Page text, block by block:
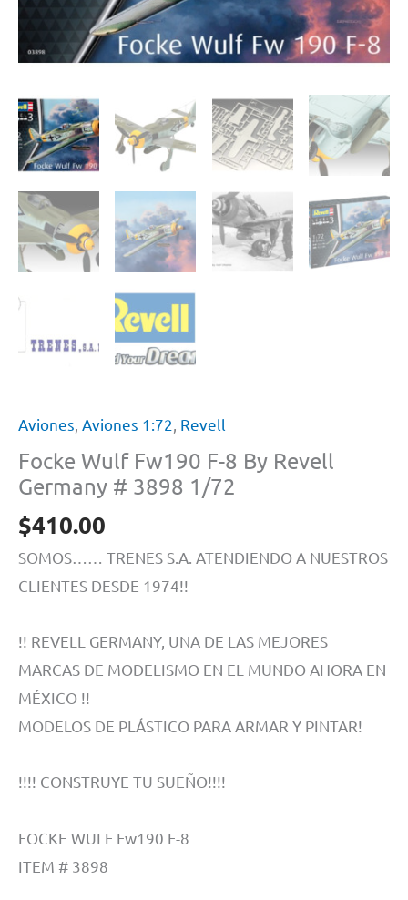
Aviones, Aviones 1:72, Revell
Focke Wulf Fw190 F-8 By Revell
Germany # 3898 1/72
$410.00
SOMOS…… TRENES S.A. ATENDIENDO A NUESTROS
CLIENTES DESDE 1974!!
!! REVELL GERMANY, UNA DE LAS MEJORES
MARCAS DE MODELISMO EN EL MUNDO AHORA EN
MÉXICO !!
MODELOS DE PLÁSTICO PARA ARMAR Y PINTAR!
!!!! CONSTRUYE TU SUEÑO!!!!
FOCKE WULF Fw190 F-8
ITEM # 3898